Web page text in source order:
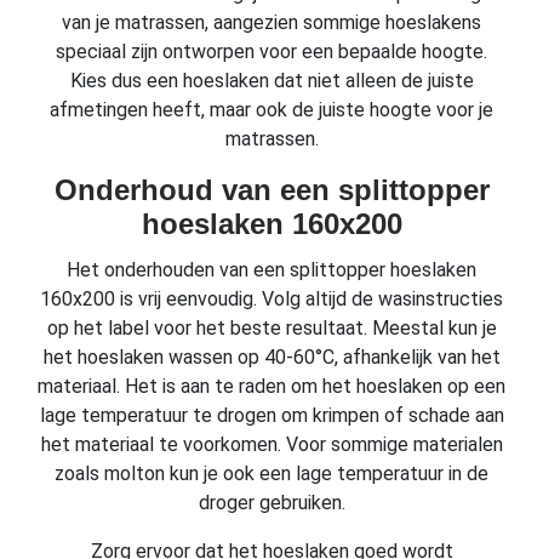
van je matrassen, aangezien sommige hoeslakens
speciaal zijn ontworpen voor een bepaalde hoogte.
Kies dus een hoeslaken dat niet alleen de juiste
afmetingen heeft, maar ook de juiste hoogte voor je
matrassen.
Onderhoud van een splittopper
hoeslaken 160x200
Het onderhouden van een splittopper hoeslaken
160x200 is vrij eenvoudig. Volg altijd de wasinstructies
op het label voor het beste resultaat. Meestal kun je
het hoeslaken wassen op 40-60°C, afhankelijk van het
materiaal. Het is aan te raden om het hoeslaken op een
lage temperatuur te drogen om krimpen of schade aan
het materiaal te voorkomen. Voor sommige materialen
zoals molton kun je ook een lage temperatuur in de
droger gebruiken.
Zorg ervoor dat het hoeslaken goed wordt